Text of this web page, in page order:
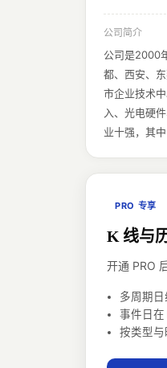
公司简介
公司是2000
都、西安、
市企业技术
入、光电硬
业十强，其
PRO 专享
K 线与
开通 PRO
多周期
事件日
按类型